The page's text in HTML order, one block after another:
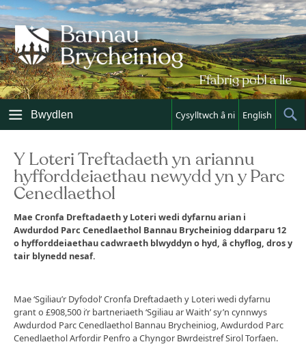
Skip
to
content
Bwydlen Cysylltwch â ni English
Y Loteri Treftadaeth yn ariannu
hyfforddeiaethau newydd yn y Parc
Cenedlaethol
Mae Cronfa Dreftadaeth y Loteri wedi dyfarnu arian i
Awdurdod Parc Cenedlaethol Bannau Brycheiniog ddarparu 12
o hyfforddeiaethau cadwraeth blwyddyn o hyd, â chyflog, dros y
tair blynedd nesaf.
Mae ‘Sgiliau’r Dyfodol’ Cronfa Dreftadaeth y Loteri wedi dyfarnu
grant o £908,500 i’r bartneriaeth ‘Sgiliau ar Waith’ sy’n cynnwys
Awdurdod Parc Cenedlaethol Bannau Brycheiniog, Awdurdod Parc
Cenedlaethol Arfordir Penfro a Chyngor Bwrdeistref Sirol Torfaen.